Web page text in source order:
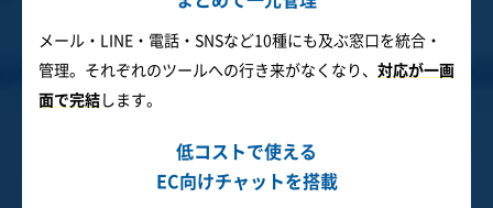
メール・LINE・電話・SNSなど10種にも及ぶ窓口を統合・
管理。それぞれのツールへの行き来がなくなり、 対応が一画
面で完結します。
低コストで使える
EC向けチャットを搭載